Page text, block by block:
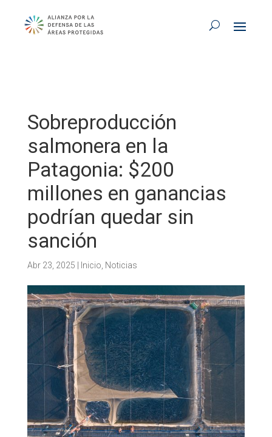
Sobreproducción
salmonera en la
Patagonia: $200
millones en ganancias
podrían quedar sin
sanción
Abr 23, 2025 Inicio Noticias